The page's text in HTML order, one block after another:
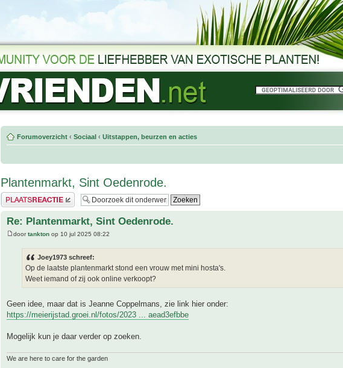
Forumoverzicht ‹ Sociaal ‹ Uitstappen, beurzen en acties
Plantenmarkt, Sint Oedenrode.
Plaats een reactie
Re: Plantenmarkt, Sint Oedenrode.
doortankton op 10 jul 2025 08:22
Joey1973 schreef:
Op de laatste plantenmarkt stond een vrouw met mini hosta's.
Weet iemand of zij ook online verkoopt?
Geen idee, maar dat is Jeanne Coppelmans, zie link hier onder:
https://meierijstad.groei.nl/fotos/2023 ... aead3efbbe
Mogelijk kun je daar verder op zoeken.
We are here to care for the garden